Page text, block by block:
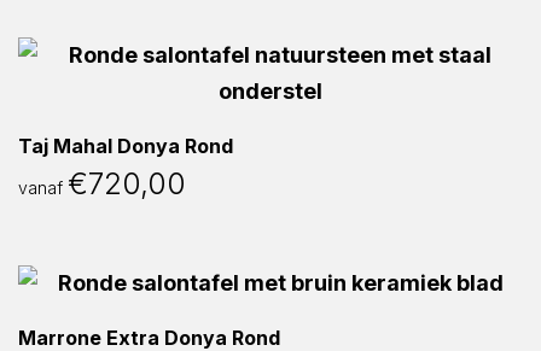
Taj Mahal Donya Rond
vanaf €720,00
Marrone Extra Donya Rond